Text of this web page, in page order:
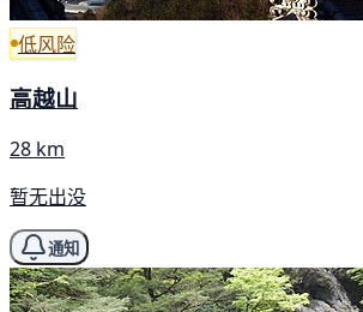
低风险
高越山
28 km
暂无出没
通知